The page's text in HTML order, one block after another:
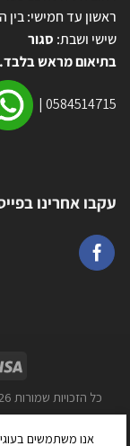
ראשון עד חמישי: בין
שישי ושבת: סגור
בתיאום מראש בלבד.
0584514715
|
עקבו אחרינו
כל הזכויות שמורות 2026 ©
אנו משתמשים